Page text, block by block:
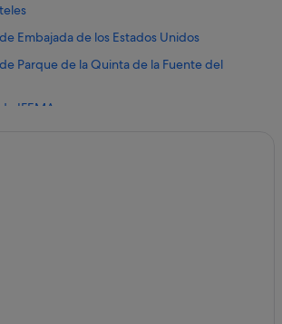
Embajada de los Estados Unidos
Parque de la Quinta de la Fuente del
IFEMA